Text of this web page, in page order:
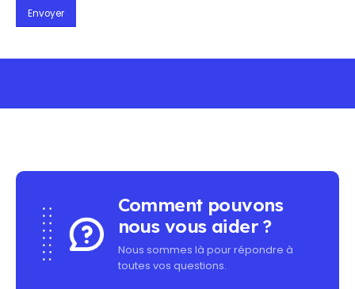
Comment pouvons
nous vous aider ?
Nous sommes là pour répondre à
toutes vos questions.